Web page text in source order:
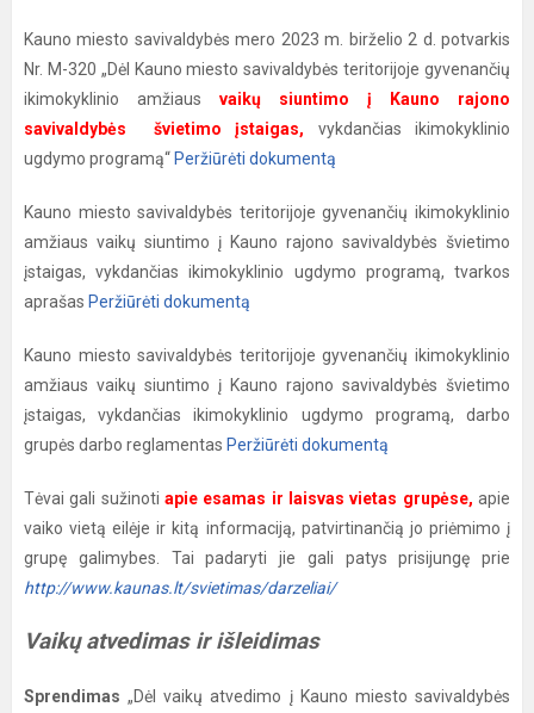
Kauno miesto savivaldybės mero 2023 m. birželio 2 d. potvarkis
Nr. M-320 „Dėl Kauno miesto savivaldybės teritorijoje gyvenančių
ikimokyklinio amžiaus vaikų siuntimo į Kauno rajono
savivaldybės švietimo įstaigas, vykdančias ikimokyklinio
ugdymo programą“ Peržiūrėti dokumentą
Kauno miesto savivaldybės teritorijoje gyvenančių ikimokyklinio
amžiaus vaikų siuntimo į Kauno rajono savivaldybės švietimo
įstaigas, vykdančias ikimokyklinio ugdymo programą, tvarkos
aprašas Peržiūrėti dokumentą
Kauno miesto savivaldybės teritorijoje gyvenančių ikimokyklinio
amžiaus vaikų siuntimo į Kauno rajono savivaldybės švietimo
įstaigas, vykdančias ikimokyklinio ugdymo programą, darbo
grupės darbo reglamentas Peržiūrėti dokumentą
Tėvai gali sužinoti apie esamas ir laisvas vietas grupėse, apie
vaiko vietą eilėje ir kitą informaciją, patvirtinančią jo priėmimo į
grupę galimybes. Tai padaryti jie gali patys prisijungę prie
http://www.kaunas.lt/svietimas/darzeliai/
Vaikų atvedimas ir išleidimas
Sprendimas „Dėl vaikų atvedimo į Kauno miesto savivaldybės